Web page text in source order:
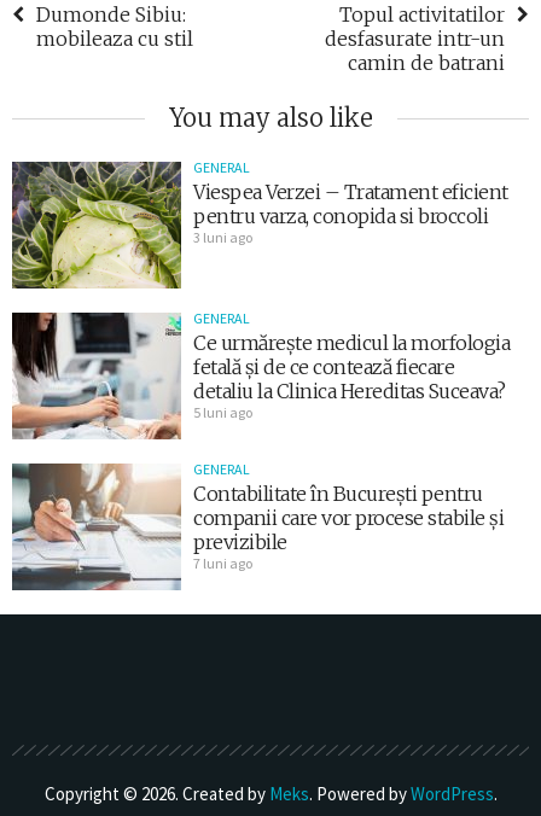
Dumonde Sibiu:
mobileaza cu stil
Topul activitatilor
desfasurate intr-un
camin de batrani
You may also like
GENERAL
Viespea Verzei – Tratament eficient
pentru varza, conopida si broccoli
3 luni ago
GENERAL
Ce urmărește medicul la morfologia
fetală și de ce contează fiecare
detaliu la Clinica Hereditas Suceava?
5 luni ago
GENERAL
Contabilitate în București pentru
companii care vor procese stabile și
previzibile
7 luni ago
Copyright © 2026. Created by Meks. Powered byWordPress.